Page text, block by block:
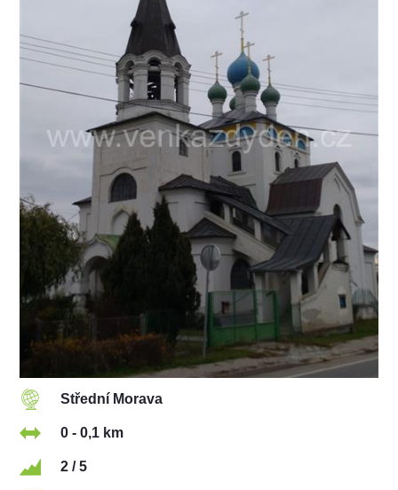
Střední Morava
0 - 0,1 km
2 / 5